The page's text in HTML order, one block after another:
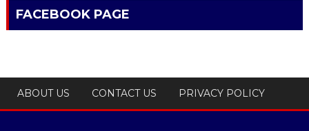
FACEBOOK PAGE
ABOUT US CONTACT US PRIVACY POLICY